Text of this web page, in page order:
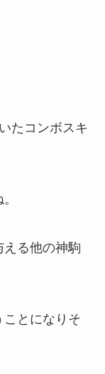
たコンボスキ
る他の神駒
とになりそ